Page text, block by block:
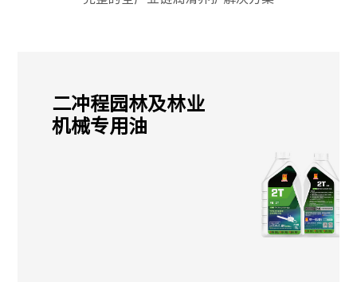
其他行业二冲程园林及林业
机械专用油